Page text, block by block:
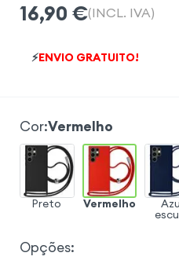
16,90 €(INCL. IVA)
⚡ENVIO GRATUITO!
Cor:Vermelho
Preto Vermelho
Opções: